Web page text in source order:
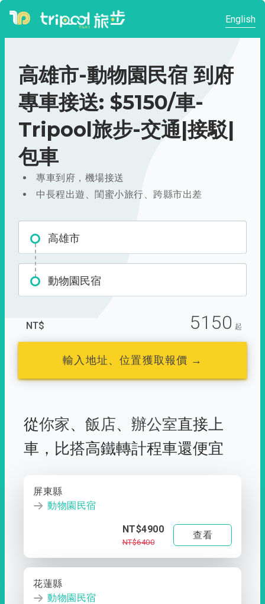
English
高雄市-動物園民宿 到府
專車接送: $5150/車-
Tripool旅步-交通|接駁|
包車
專車到府，機場接送
中長程出遊、閨蜜小旅行、跨縣市出差
高雄市
動物園民宿
NT$ 5150 起
輸入地址、位置獲取報價 →
從你家、 飯店、 辦公室直接上
車， 比搭高鐵轉計程車還便宜
屏東縣
動物園民宿
NT$4900
NT$6400
查看
花蓮縣
動物園民宿